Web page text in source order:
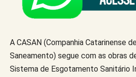
A CASAN (Companhia Catarinense
Saneamento) segue com as obras
Sistema de Esgotamento Sanitário